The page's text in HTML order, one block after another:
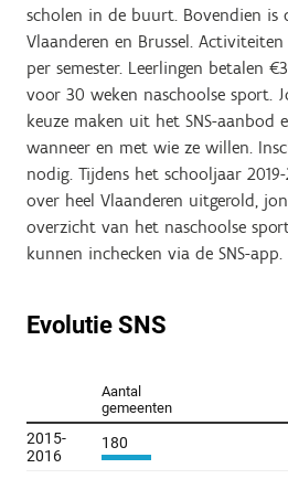
scholen in de buurt. Bovendien is
Vlaanderen en Brussel. Activiteiten
per semester. Leerlingen betalen
voor 30 weken naschoolse sport.
keuze maken uit het SNS-aanbod
wanneer en met wie ze willen.
nodig. Tijdens het schooljaar
over heel Vlaanderen uitgerold,
overzicht van het naschoolse
kunnen inchecken via de SNS-app.